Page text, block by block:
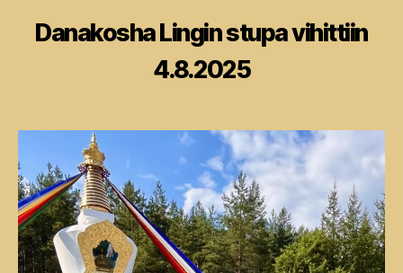
Kategoriat
Danakosha Lingin stupa vihittiin
4.8.2025